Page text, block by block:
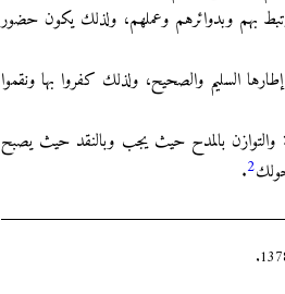
بهم وبدوائرهم وعملهم، ولذلك يكون حضور
السليم والصحيح، ولذلك كفروا بها ونقموا
بالمدح حيث يجب وبالنقد حيث يصبح
2
.